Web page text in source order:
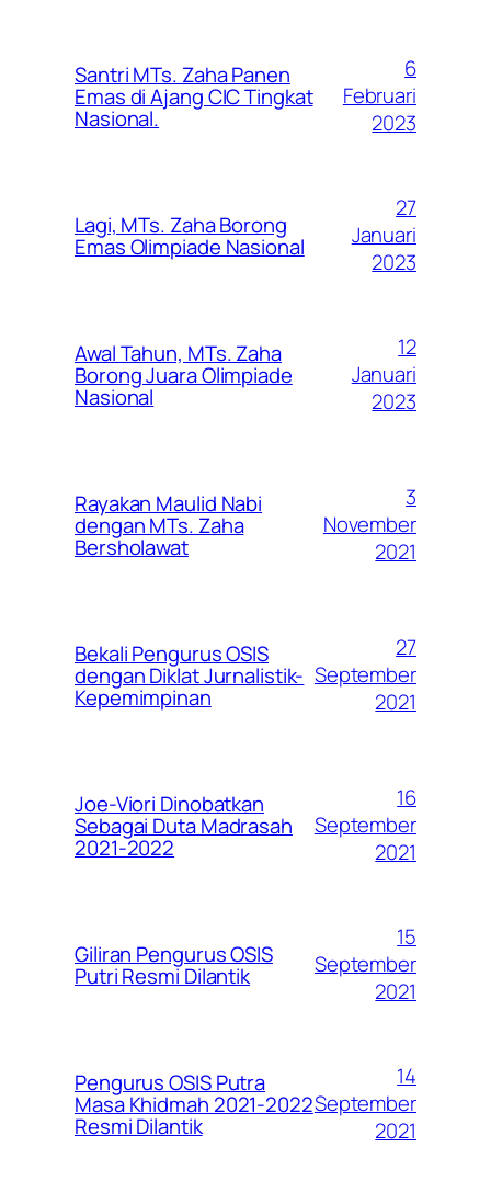
Santri MTs. Zaha Panen
Emas di Ajang CIC Tingkat
Nasional.
6
Februari
2023
Lagi, MTs. Zaha Borong
Emas Olimpiade Nasional
27
Januari
2023
Awal Tahun, MTs. Zaha
Borong Juara Olimpiade
Nasional
12
Januari
2023
Rayakan Maulid Nabi
dengan MTs. Zaha
Bersholawat
3
November
2021
Bekali Pengurus OSIS
dengan Diklat Jurnalistik-
Kepemimpinan
27
September
2021
Joe-Viori Dinobatkan
Sebagai Duta Madrasah
2021-2022
16
September
2021
Giliran Pengurus OSIS
Putri Resmi Dilantik
15
September
2021
Pengurus OSIS Putra
Masa Khidmah 2021-2022
Resmi Dilantik
14
September
2021